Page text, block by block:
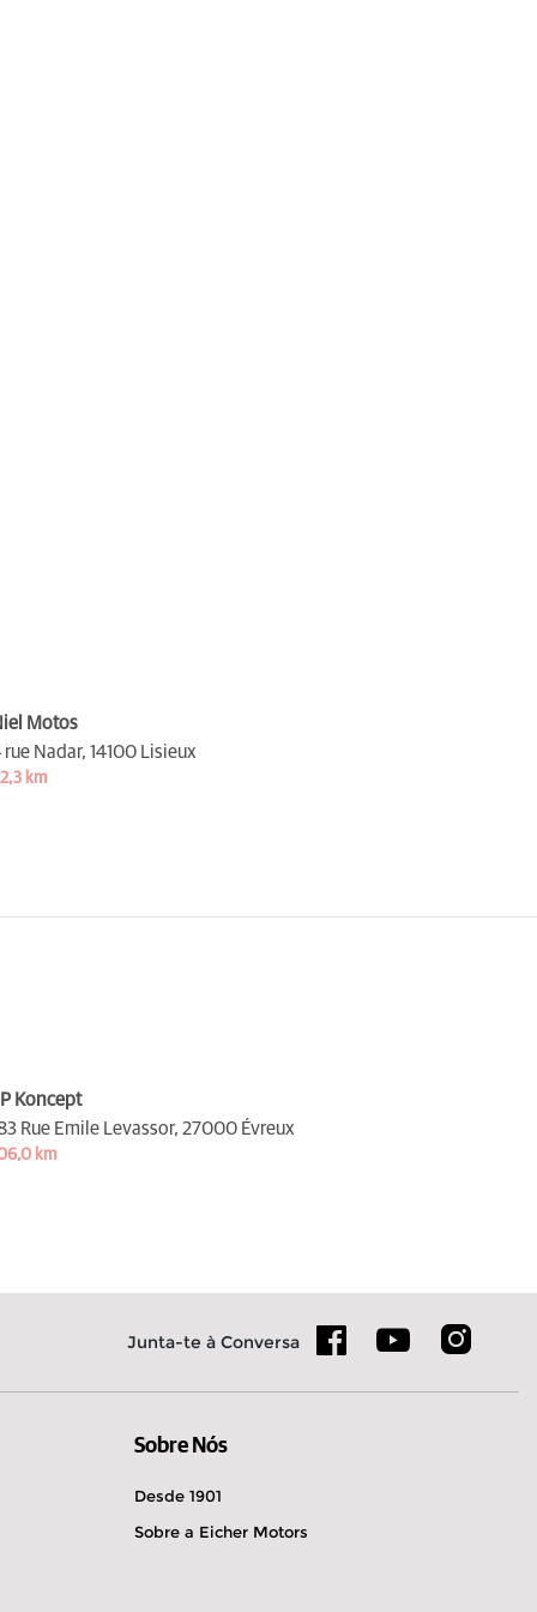
Motos
rue Nadar, 14100 Lisieux
km
Koncept
Rue Emile Levassor, 27000 Évreux
km
Junta-te à Conversa
Sobre Nós
Desde 1901
Sobre a Eicher Motors